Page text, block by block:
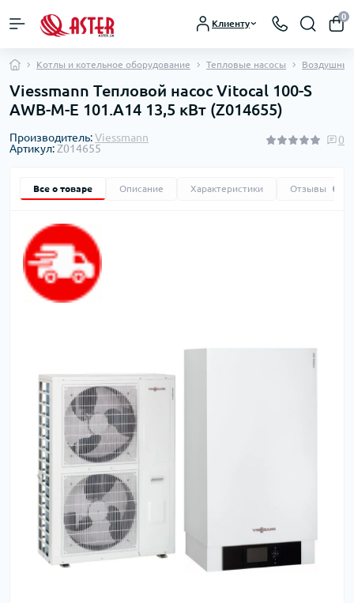
Клиенту
0
Котлы и котельное оборудование Тепловые насосы
Viessmann Тепловой насос Vitocal 100-S
AWB-M-E 101.A14 13,5 кВт (Z014655)
Производитель:Viessmann
Артикул:Z014655
0
Все о товаре Описание Характеристики Отзывы